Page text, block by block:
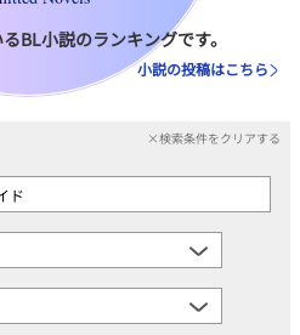
BL小説のランキングです。
小説の投稿はこちら
×検索条件をクリアする